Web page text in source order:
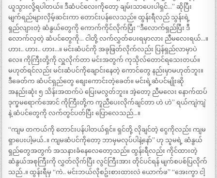
ယူသွားလို့ရပါတယ်။ ဒီဆံပင်လေးကိုတော့ ချမ်းသာပေးပါရှင်…” ဆိုပြီး
မျက်ရည်များလှိမ့်ဆင်းကာ တောင်းပန်လေသည်။ ထွန်းရီလည် သွန်းရဲ့
ရှည်လျားတဲ့ ဆံနွယ်တွေကို ကောက်ကိုင်လိုက်ပြီး “ဒီလောက်ရှည်ပြီး ဒီ
လောက်လှတဲ့ ဆံပင်တွေကို… ငါတို့ လက်လွှတ်ပေးရမှာလား ညီမလေးရယ်…။
ဟား.. ဟား.. ဟား…။ မင်းဆံပင်ကို အခုဖြတ်လိုက်လည်း ပြန်ရှည်လာမှာပဲ
လေ။ ကိုကြီးတို့ကို လှူလိုက်တာ မင်းအတွက် ကုသိုလ်တောင်ရသေးတယ်။
မဟုတ်ရင်လည်း မင်းဆံပင်ကိုချောင်းနေတဲ့ ကောင်တွေ နည်းမှာမဟုတ်ဘူး။
ဒီခေတ်က ဆံပင်ရှည်တွေ စျေးကောင်းတဲ့ခေတ်။ မင်းရဲ့ဆံပင်မျိုးဆို
အနည်းဆုံး ၅ သိန်းအထက်ပဲ ပြေးမလွတ်ဘူး။ အဲ့တော့ ညီမလေး နောက်ထပ်
ဒုက္ခမရောက်အောင် ကိုကြီးတို့က ကူညီပေးလိုက်ချင်တာ ဟဲ ဟဲ” ရယ်ကျဲကျဲ
နဲ့ ဆံပင်တွေကို လက်တွင်ပတ်ပြီး ပြောလေသည်…။
“ကျမ တကယ်ကို တောင်းပန်ပါတယ်ရှင်။ ရှင်တို့ လိုချင်တဲ့ ငွေကိုလည်း ကျမ
ရှာပေးပါ့မယ်..။ ကျမဆံပင်ကိုတော့ ဘာမှမလုပ်ပါနဲ့နော်” ဟု သူမရဲ့ ဆံနွယ်
ရှည်တွေအတွက် အသနားခံနေလေတော့သည်။ ထွန်းရီလည်း ကိုင်ထားတဲ့
ဆံနွယ်အစုကြီးကို လွှတ်လိုက်ပြီး လွင်ကြီးအား တိုင်ပင်ရန် မျက်စပစ်ပြလိုက်
သည်..။ ထွန်းရီမှ “ကဲ.. မင်းဘယ်လိုစဥ်းစားထားလဲ ယောက်ဖ” “အေးကွာ ငါ့